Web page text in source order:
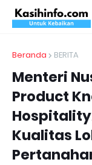
Beranda BERITA
Menteri
Product
Kualitas